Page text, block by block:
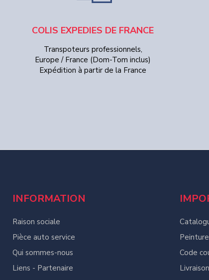
COLIS EXPEDIES DE FRANCE
Transpoteurs professionnels,
Europe / France (Dom-Tom inclus)
Expédition à partir de la France
INFORMATION
Raison sociale
Pièce auto service
Qui sommes-nous
Liens - Partenaire
Peinture
Code